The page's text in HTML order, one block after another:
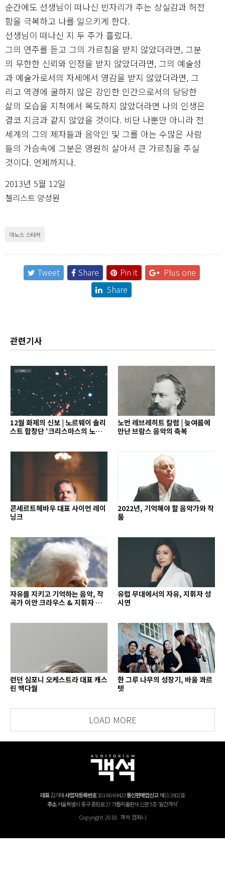
순간에도 선생님이 떠나신 빈자리가 주는 상실감과 허전
함을 극복하고 나를 일으키게 한다.
선생님이 떠나신 지 두 주가 흘렀다.
그의 연주를 듣고 그의 가르침을 받지 않았더라면, 그분
의 무한한 신뢰와 인정을 받지 않았더라면, 그의 예술성
과 예술가로서의 자세에서 영감을 받지 않았더라면, 그
리고 역경에 굴하지 않은 강인한 인간으로서의 당당한
삶의 모습을 지척에서 목도하지 않았더라면 나의 인생은
결코 지금과 같지 않았을 것이다. 비단 나뿐만 아니라 전
세계의 그의 제자들과 음악인 및 그를 아는 수많은 사람
들의 가슴속에 그분은 영원히 살아서 큰 가르침을 주실
것이다. 언제까지나.
2013년 5월 12일
첼리스트 양성원
야노스 스타커
Tweet Share Pin it
Plus one
Share
관련기사
12월 화제의 신보 | 노르웨이 솔리
스트 합창단 ‘크리스마스의 노래’
노먼 레브레히트 칼럼 | 늦여름에
만난 브람스 음악의 축복
콘세르트헤바우 대표 사이먼 레이
닝크
2022년, 기억해야 할 음악가와 작
품
자유를 지키고 기억하는 음악, 작
곡가 이안 크라우스 & 지휘자 배
유럽 무대에서의 자유, 지휘자 성
시연
런던 심포니 오케스트라 대표 캐스
린 맥다월
한 그루 나무의 성장기, 바움 콰르
텟
LOAD MORE
대표김기태사업자등록번호101-86-84423통신판매업신고제01-2602호
주소서울특별시 중구 중림로 27 가톨릭출판사 신관 5층 '월간객석'
Copyright 2018. 객석 컴퍼니